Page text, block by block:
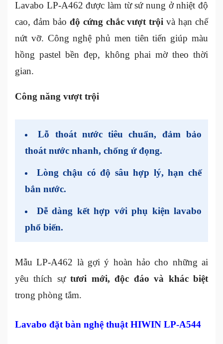
Lavabo LP-A462 được làm từ sứ nung ở nhiệt độ
cao, đảm bảo độ cứng chắc vượt trội và hạn chế
nứt vỡ. Công nghệ phủ men tiên tiến giúp màu
hồng pastel bền đẹp, không phai mờ theo thời
gian.
Công năng vượt trội
Lỗ thoát nước tiêu chuẩn, đảm bảo
thoát nước nhanh, chống ứ đọng.
Lòng chậu có độ sâu hợp lý, hạn chế
bắn nước.
Dễ dàng kết hợp với phụ kiện lavabo
phổ biến.
Mẫu LP-A462 là gợi ý hoàn hảo cho những ai
yêu thích sựtươi mới, độc đáo và khác biệt
trong phòng tắm.
Lavabo đặt bàn nghệ thuật HIWIN LP-A544